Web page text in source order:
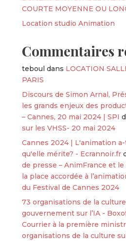
COURTE MOYENNE OU
Location studio Animation
Commentaires
teboul dans LOCATION
PARIS
Discours de Simon Arnal,
les grands enjeux des
– Cannes, 20 mai 2024 | SPI
sur les VHSS- 20 mai 2024
Cannes 2024 | L'animation
qu'elle mérite? - Ecrannoir.fr
de presse – AnimFrance et
la place accordée à
du Festival de Cannes 2024
73 organisations de la
gouvernement sur l’IA -
Courrier à la première
organisations de la culture